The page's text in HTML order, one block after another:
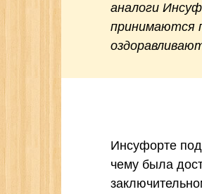
аналоги
принимаются
Инсуфорте
чему была